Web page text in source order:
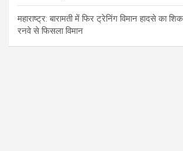
महाराष्ट्र: बारामती में फिर ट्रेनिंग विमान हादसे का
रनवे से फिसला विमान